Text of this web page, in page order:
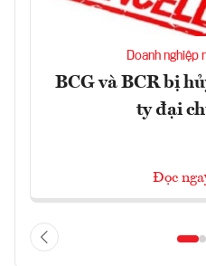
Doanh nghiệp
BCG và BCR bị
ty đại
Đọc